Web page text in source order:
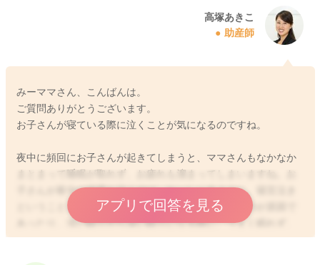
高塚あきこ
助産師
みーママさん、こんばんは。
ご質問ありがとうございます。
お子さんが寝ている際に泣くことが気になるのですね。
夜中に頻回にお子さんが起きてしまうと、ママさんもなかなか
まとまって睡眠が取れず、お疲れも溜まってしまいますね。お
子さんが夜中に何度も泣くのは、おっしゃるように、寝言泣き
ということもありますし、脳の機能の発達によるものが原因で
あったり、浅い眠りから深い眠りになる際に、うまく眠れず、
お子さんも眠いのにうまく眠れないので、グズグズすることも
アプリで回答を見る